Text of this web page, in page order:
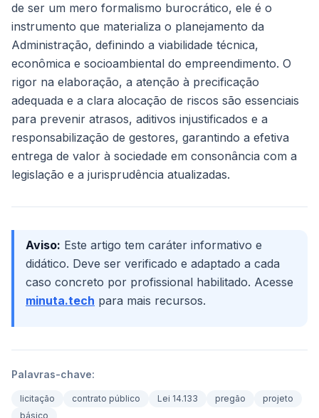
de ser um mero formalismo burocrático, ele é o
instrumento que materializa o planejamento da
Administração, definindo a viabilidade técnica,
econômica e socioambiental do empreendimento. O
rigor na elaboração, a atenção à precificação
adequada e a clara alocação de riscos são essenciais
para prevenir atrasos, aditivos injustificados e a
responsabilização de gestores, garantindo a efetiva
entrega de valor à sociedade em consonância com a
legislação e a jurisprudência atualizadas.
Aviso: Este artigo tem caráter informativo e
didático. Deve ser verificado e adaptado a cada
caso concreto por profissional habilitado. Acesse
minuta.tech para mais recursos.
Palavras-chave:
licitação contrato público Lei 14.133 pregão
projeto
básico